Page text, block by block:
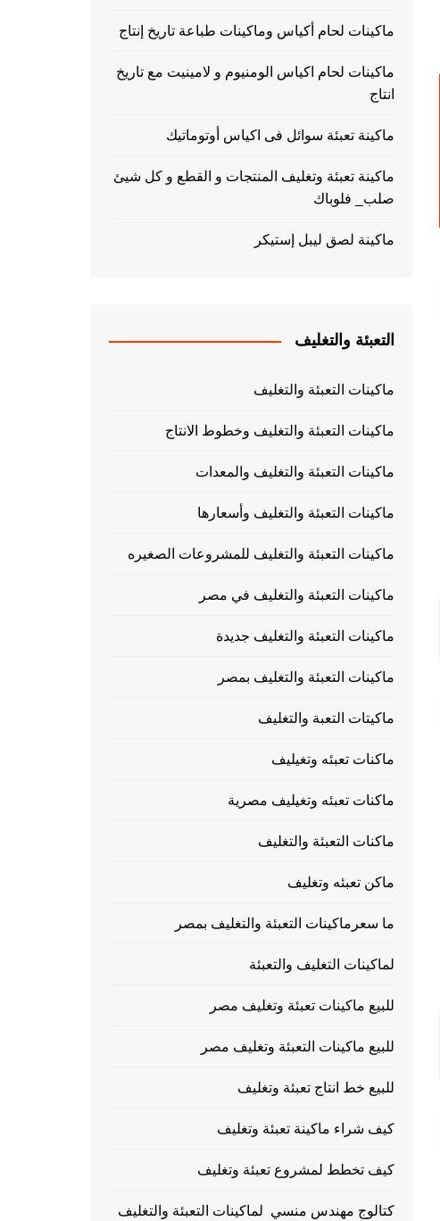
ماكينات لحام أكياس وماكينات طباعة تاريخ إنتاج
ماكينات لحام اكياس الومنيوم و لامينيت مع تاريخ
انتاج
ماكينة تعبئة سوائل فى اكياس أوتوماتيك
ماكينة تعبئة وتغليف المنتجات و القطع و كل شيئ
صلب_ فلوباك
ماكينة لصق ليبل إستيكر
التعبئة والتغليف
ماكينات التعبئة والتغليف
ماكينات التعبئة والتغليف وخطوط الانتاج
ماكينات التعبئة والتغليف والمعدات
ماكينات التعبئة والتغليف وأسعارها
ماكينات التعبئة والتغليف للمشروعات الصغيره
ماكينات التعبئة والتغليف في مصر
ماكينات التعبئة والتغليف جديدة
ماكينات التعبئة والتغليف بمصر
ماكيتات التعبة والتغليف
ماكنات تعبئه وتغيليف
ماكنات تعبئه وتغيليف مصرية
ماكنات التعبئة والتغليف
ماكن تعبئه وتغليف
ما سعرماكينات التعبئة والتغليف بمصر
لماكينات التغليف والتعبئة
للبيع ماكينات تعبئة وتغليف مصر
للبيع ماكينات التعبئة وتغليف مصر
للبيع خط انتاج تعبئة وتغليف
كيف شراء ماكينة تعبئة وتغليف
كيف تخطط لمشروع تعبئة وتغليف
كتالوج مهندس منسي لماكينات التعبئة والتغليف